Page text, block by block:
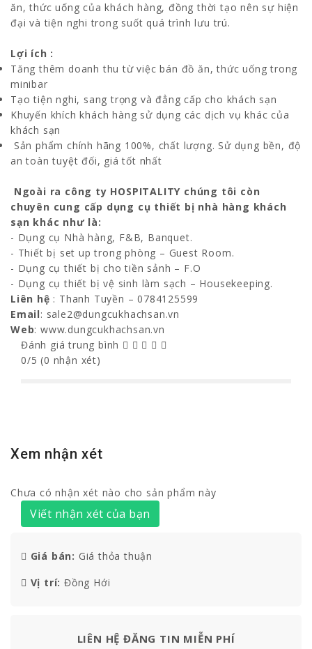
ăn, thức uống của khách hàng, đồng thời tạo nên sự hiện
đại và tiện nghi trong suốt quá trình lưu trú.
Lợi ích :
Tăng thêm doanh thu từ việc bán đồ ăn, thức uống trong
minibar
Tạo tiện nghi, sang trọng và đẳng cấp cho khách sạn
Khuyến khích khách hàng sử dụng các dịch vụ khác của
khách sạn
Sản phẩm chính hãng 100%, chất lượng. Sử dụng bền, độ
an toàn tuyệt đối, giá tốt nhất
Ngoài ra công ty HOSPITALITY chúng tôi còn
chuyên cung cấp dụng cụ thiết bị nhà hàng khách
sạn khác như là:
- Dụng cụ Nhà hàng, F&B, Banquet.
- Thiết bị set up trong phòng – Guest Room.
- Dụng cụ thiết bị cho tiền sảnh – F.O
- Dụng cụ thiết bị vệ sinh làm sạch – Housekeeping.
Liên hệ : Thanh Tuyền – 0784125599
Email: sale2@dungcukhachsan.vn
Web: www.dungcukhachsan.vn
Đánh giá trung bình
0/5 (0 nhận xét)
Xem nhận xét
Chưa có nhận xét nào cho sản phẩm này
Viết nhận xét của bạn
Giá bán: Giá thỏa thuận
Vị trí: Đồng Hới
LIÊN HỆ ĐĂNG TIN MIỄN PHÍ